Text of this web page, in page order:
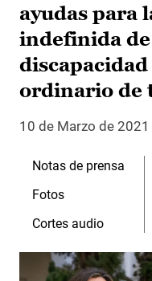
ayudas para
indefinida
ordinario de
10 de Marzo de 2021
Notas de prensa
Fotos
Cortes audio